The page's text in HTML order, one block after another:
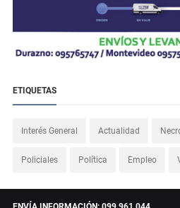
ETIQUETAS
Interés General Actualidad
Policiales Política Empleo